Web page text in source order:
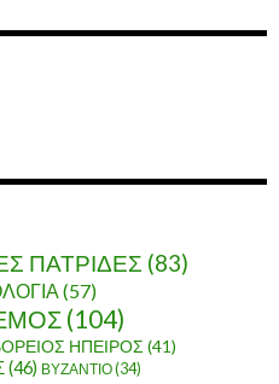
ΠΑΤΡΙΔΕΣ (83)
(57)
(104)
ΗΠΕΙΡΟΣ (41)
(46) ΒΥΖΑΝΤΙΟ(34)